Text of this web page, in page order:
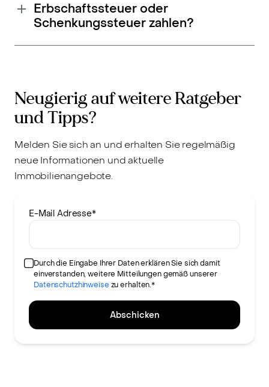
Erbschaftssteuer oder
Schenkungssteuer zahlen?
Neugierig auf weitere Ratgeber
und Tipps?
Melden Sie sich an und erhalten Sie regelmäßig
neue Informationen und aktuelle
Immobilienangebote.
E-Mail Adresse*
Durch die Eingabe Ihrer Daten erklären Sie sich damit
einverstanden, weitere Mitteilungen gemäß unserer
Datenschutzhinweise zu erhalten.*
Abschicken